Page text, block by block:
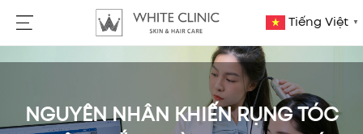
Tiếng Việt ▼
NGUYÊN NHÂN KHIẾN RỤNG TÓC